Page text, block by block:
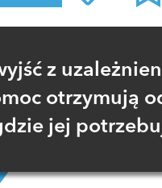
z
otrzymują
jej